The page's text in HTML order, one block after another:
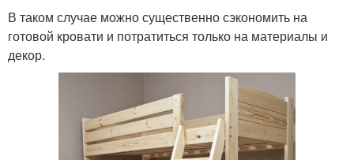
В таком случае можно существенно сэкономить на
готовой кровати и потратиться только на материалы и
декор.